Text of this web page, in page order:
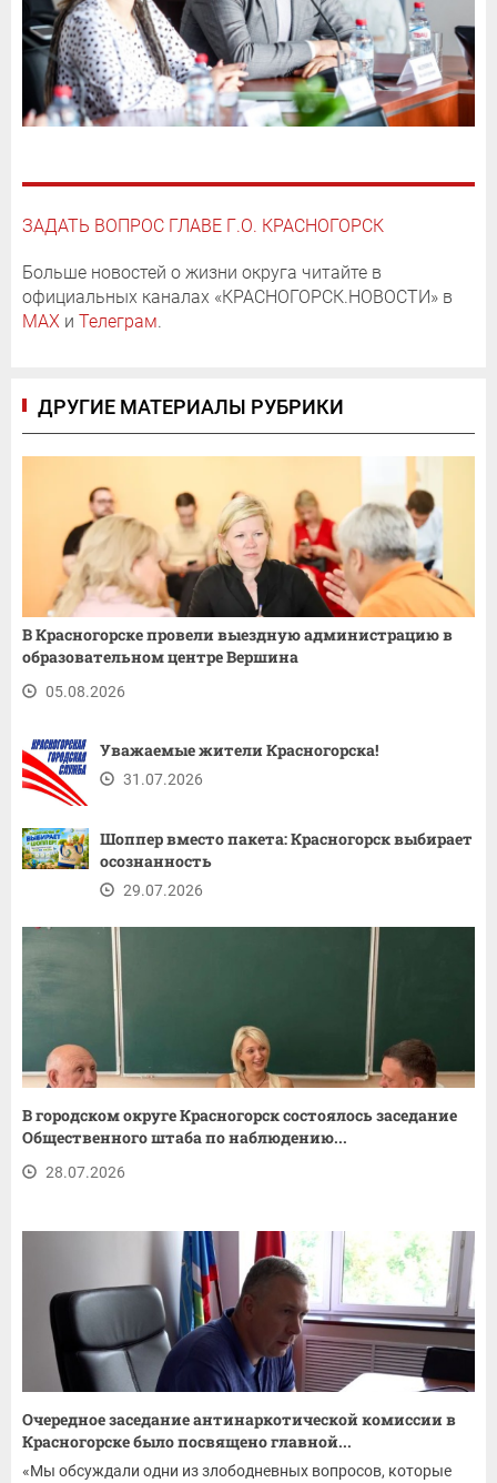
ЗАДАТЬ ВОПРОС ГЛАВЕ Г.О. КРАСНОГОРСК
Больше новостей о жизни округа читайте в
официальных каналах «КРАСНОГОРСК.НОВОСТИ» в
MAX и Телеграм.
ДРУГИЕ МАТЕРИАЛЫ РУБРИКИ
В Красногорске провели выездную администрацию в
образовательном центре Вершина
05.08.2026
Уважаемые жители Красногорска!
31.07.2026
Шоппер вместо пакета: Красногорск выбирает
осознанность
29.07.2026
В городском округе Красногорск состоялось заседание
Общественного штаба по наблюдению...
28.07.2026
Очередное заседание антинаркотической комиссии в
Красногорске было посвящено главной...
«Мы обсуждали одни из злободневных вопросов, которые